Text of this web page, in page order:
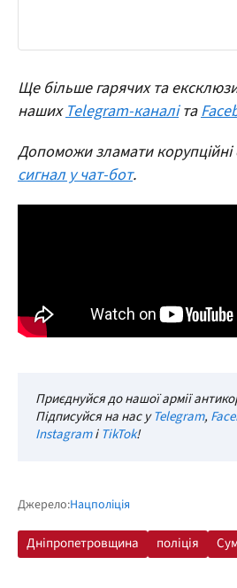
Ще більше гарячих та
наших Telegram-каналіта
Допоможи зламати корупційні
сигнал у чат-бот.
Приєднуйся до нашої армії
Підписуйся на нас уTelegram,
InstagramіTikTok!
Джерело:Нацполіція
Дніпропетровщина поліція